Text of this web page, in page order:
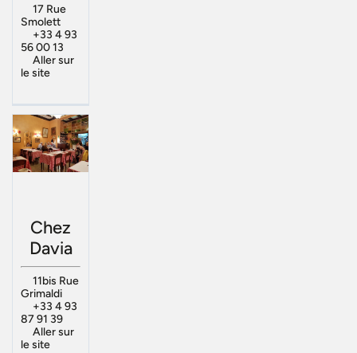
17 Rue
Smolett
+33 4 93
56 00 13
Aller sur
le site
Chez
Davia
11bis Rue
Grimaldi
+33 4 93
87 91 39
Aller sur
le site